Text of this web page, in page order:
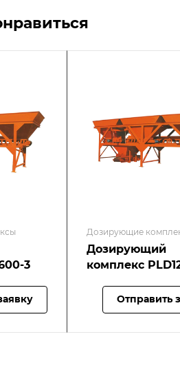
3
Дозирующие
Дозирующий
комплекс
Отправить